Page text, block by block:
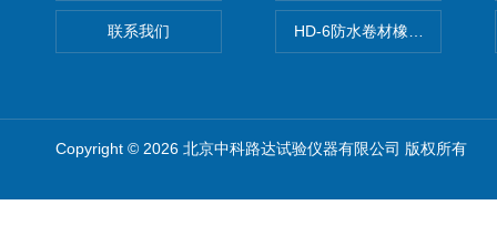
联系我们 HD-6防水卷材橡胶测厚仪
Copyright © 2026 北京中科路达试验仪器有限公司 版权所有